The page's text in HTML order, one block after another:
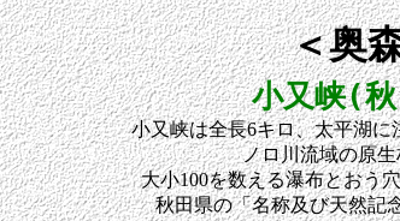
＜奥
小又峡(
小又峡は全長6キロ、太平湖
ノロ川流域の原
大小100を数える瀑布とおう
秋田県の「名称及び天然記